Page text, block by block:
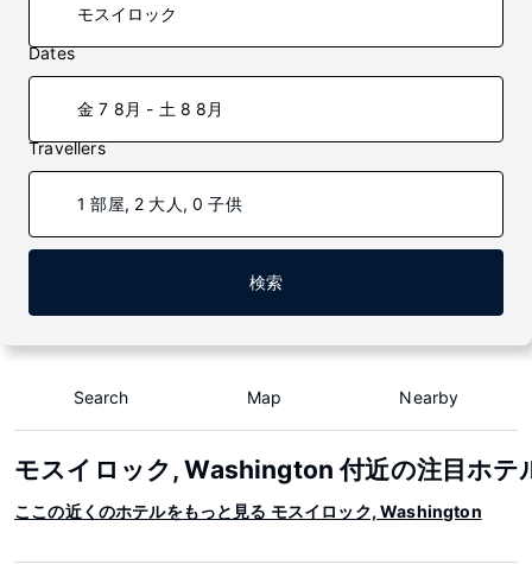
Dates
金 7 8月 - 土 8 8月
Travellers
1 部屋, 2 大人, 0 子供
検索
Search Map Nearby
モスイロック, Washington 付近の注目ホテ
ここの近くのホテルをもっと見る モスイロック, Washington